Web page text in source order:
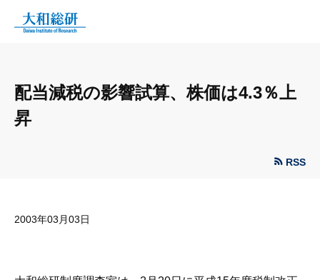
配当減税の影響試算、株価は4.3％上
昇
RSS
2003年03月03日